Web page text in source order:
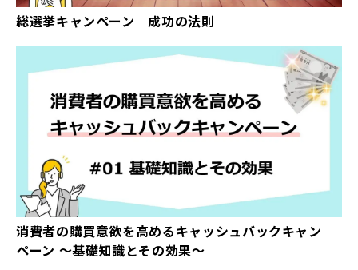
総選挙キャンペーン 成功の法則
消費者の購買意欲を高めるキャッシュバックキャン
ペーン ～基礎知識とその効果～